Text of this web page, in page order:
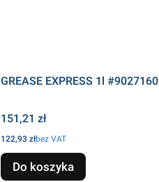
GREASE EXPRESS 1l #9027160
Cena
151,21 zł
Cena
122,93 złbez VAT
Do koszyka